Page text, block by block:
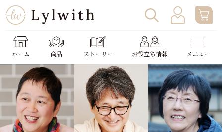
ホーム 商品 ストーリー お役立ち情報 メニュー
ログイン
新規会員登録
わたしの使い方
助成金申請